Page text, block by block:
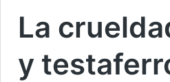
La
y